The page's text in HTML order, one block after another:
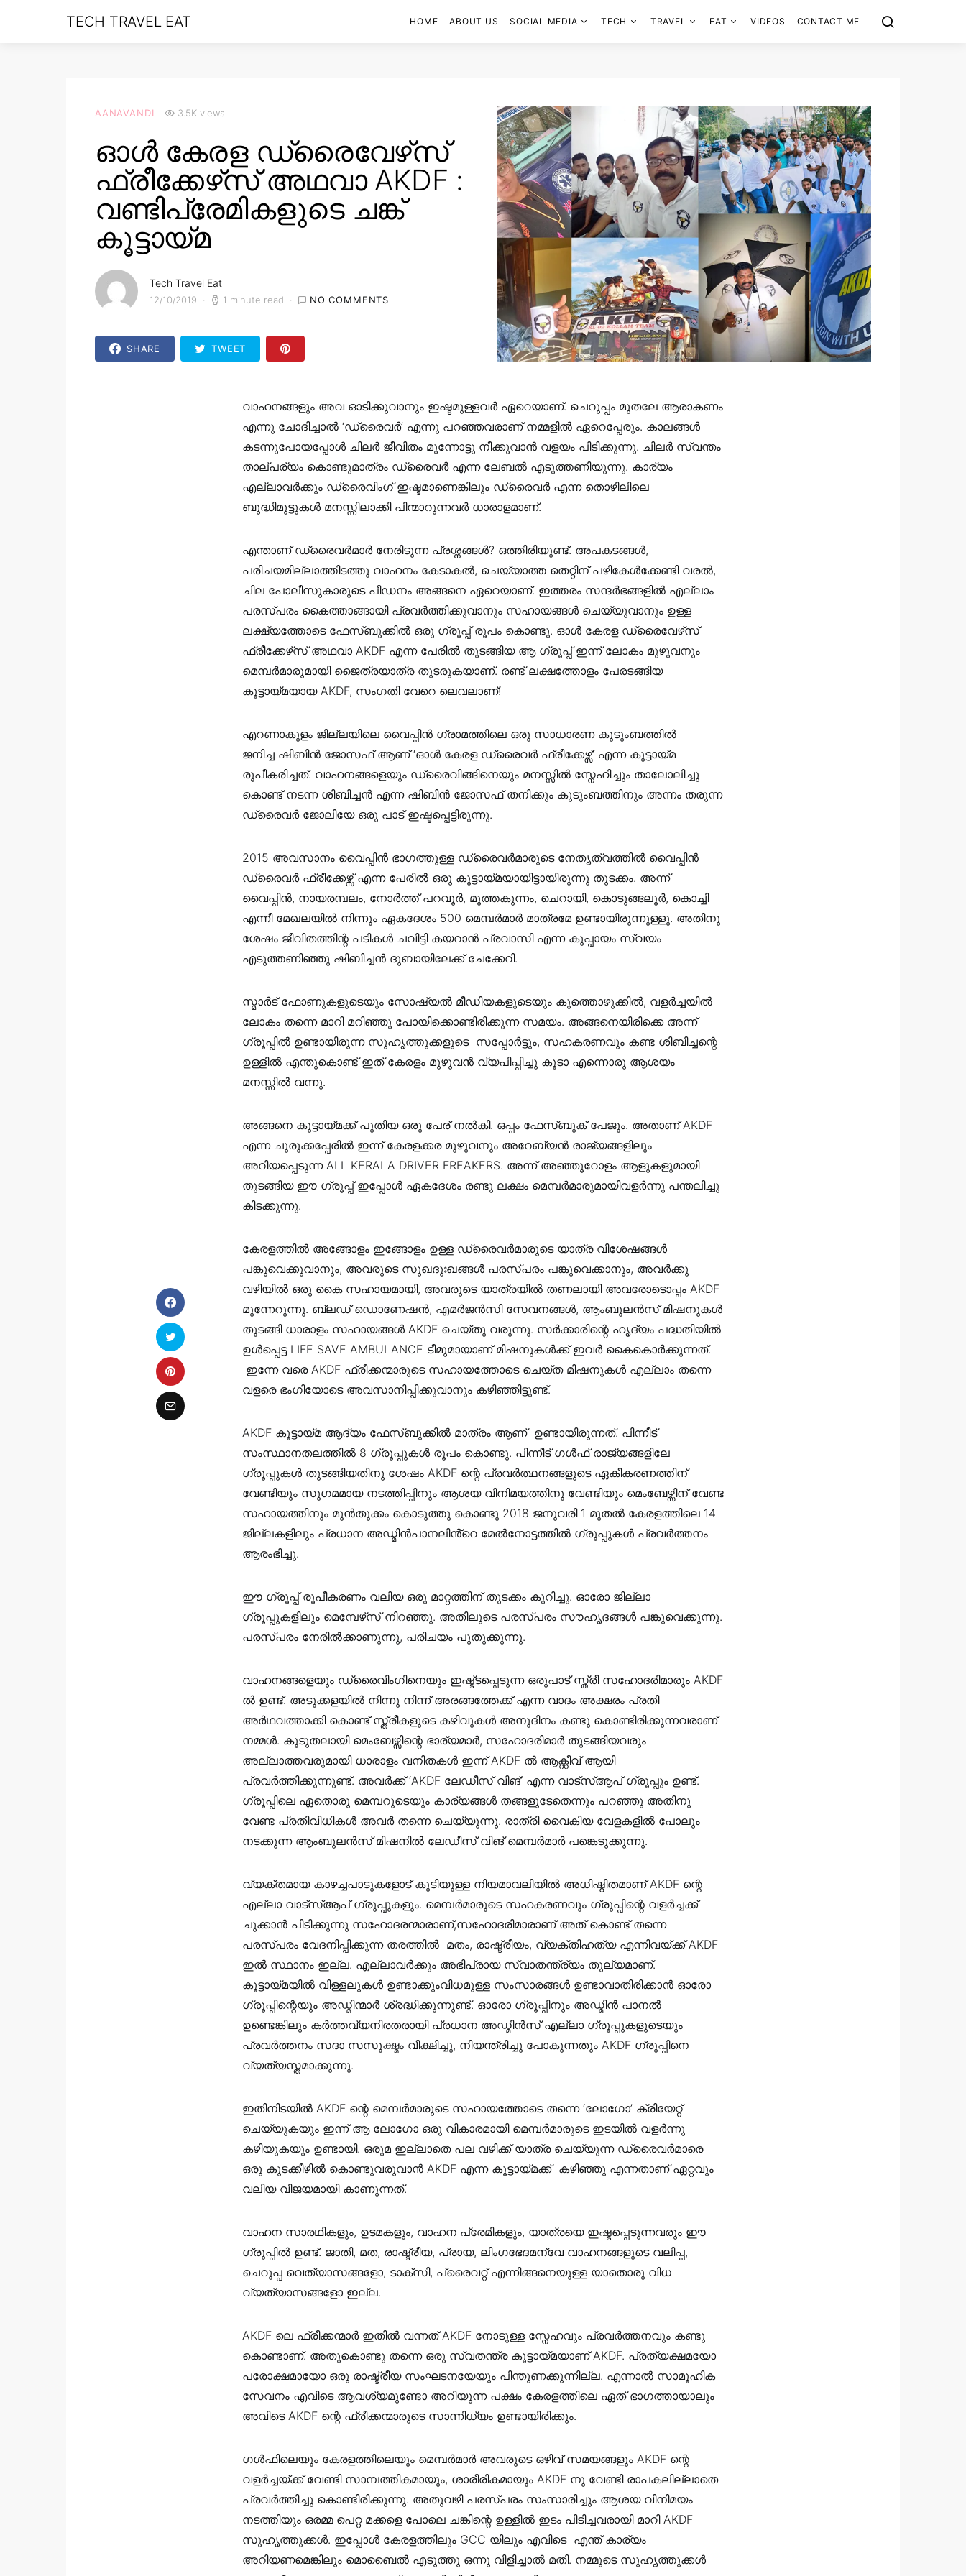
TECH TRAVEL EAT HOME ABOUT US SOCIAL MEDIA TECH TRAVEL EAT VIDEOS CONTACT ME
AANAVANDI 3.5K views
ഓള്‍ കേരള ഡ്രൈവേഴ്‌സ്
ഫ്രീക്കേഴ്‌സ് അഥവാ AKDF :
വണ്ടിപ്രേമികളുടെ ചങ്ക്
കൂട്ടായ്മ
Tech Travel Eat
12/10/2019 1 minute read NO COMMENTS
SHARE TWEET
വാഹനങ്ങളും അവ ഓടിക്കുവാനും ഇഷ്ടമുള്ളവര്‍ ഏറെയാണ്‌. ചെറുപ്പം മുതലേ ആരാകണം
എന്നു ചോദിച്ചാല്‍ ‘ഡ്രൈവര്‍’ എന്നു പറഞ്ഞവരാണ് നമ്മളില്‍ ഏറെപ്പേരും. കാലങ്ങള്‍
കടന്നുപോയപ്പോള്‍ ചിലര്‍ ജീവിതം മുന്നോട്ടു നീക്കുവാന്‍ വളയം പിടിക്കുന്നു. ചിലര്‍ സ്വന്തം
താല്പര്യം കൊണ്ടുമാത്രം ഡ്രൈവര്‍ എന്ന ലേബല്‍ എടുത്തണിയുന്നു. കാര്യം
എല്ലാവര്‍ക്കും ഡ്രൈവിംഗ് ഇഷ്ടമാണെങ്കിലും ഡ്രൈവര്‍ എന്ന തൊഴിലിലെ
ബുദ്ധിമുട്ടുകള്‍ മനസ്സിലാക്കി പിന്മാറുന്നവര്‍ ധാരാളമാണ്.
എന്താണ് ഡ്രൈവര്‍മാര്‍ നേരിടുന്ന പ്രശ്നങ്ങള്‍? ഒത്തിരിയുണ്ട്. അപകടങ്ങള്‍,
പരിചയമില്ലാത്തിടത്തു വാഹനം കേടാകല്‍, ചെയ്യാത്ത തെറ്റിന് പഴികേള്‍ക്കേണ്ടി വരല്‍,
ചില പോലീസുകാരുടെ പീഡനം അങ്ങനെ ഏറെയാണ്‌. ഇത്തരം സന്ദര്‍ഭങ്ങളില്‍ എല്ലാം
പരസ്പരം കൈത്താങ്ങായി പ്രവര്‍ത്തിക്കുവാനും സഹായങ്ങള്‍ ചെയ്യുവാനും ഉള്ള
ലക്ഷ്യത്തോടെ ഫേസ്ബുക്കില്‍ ഒരു ഗ്രൂപ്പ് രൂപം കൊണ്ടു. ഓള്‍ കേരള ഡ്രൈവേഴ്‌സ്
ഫ്രീക്കേഴ്‌സ് അഥവാ AKDF എന്ന പേരില്‍ തുടങ്ങിയ ആ ഗ്രൂപ്പ് ഇന്ന് ലോകം മുഴുവനും
മെമ്പര്‍മാരുമായി ജൈത്രയാത്ര തുടരുകയാണ്. രണ്ട് ലക്ഷത്തോളം പേരടങ്ങിയ
കൂട്ടായ്മയായ AKDF, സംഗതി വേറെ ലെവലാണ്!
എറണാകുളം ജില്ലയിലെ വൈപ്പിൻ ഗ്രാമത്തിലെ ഒരു സാധാരണ കുടുംബത്തിൽ
ജനിച്ച ഷിബിൻ ജോസഫ് ആണ് ‘ഓൾ കേരള ഡ്രൈവർ ഫ്രീക്കേഴ്സ്’ എന്ന കൂട്ടായ്‌മ
രൂപീകരിച്ചത്. വാഹനങ്ങളെയും ഡ്രൈവിങ്ങിനെയും മനസ്സിൽ സ്നേഹിച്ചും താലോലിച്ചു
കൊണ്ട് നടന്ന ശിബിച്ചൻ എന്ന ഷിബിൻ ജോസഫ് തനിക്കും കുടുംബത്തിനും അന്നം തരുന്ന
ഡ്രൈവർ ജോലിയേ ഒരു പാട് ഇഷ്ടപ്പെട്ടിരുന്നു.
2015 അവസാനം വൈപ്പിൻ ഭാഗത്തുള്ള ഡ്രൈവർമാരുടെ നേതൃത്വത്തിൽ വൈപ്പിൻ
ഡ്രൈവർ ഫ്രീക്കേഴ്സ് എന്ന പേരിൽ ഒരു കൂട്ടായ്മയായിട്ടായിരുന്നു തുടക്കം. അന്ന്
വൈപ്പിൻ, നായരമ്പലം, നോർത്ത് പറവൂർ, മൂത്തകുന്നം, ചെറായി, കൊടുങ്ങലൂർ, കൊച്ചി
എന്നീ മേഖലയിൽ നിന്നും ഏകദേശം 500 മെമ്പർമാർ മാത്രമേ ഉണ്ടായിരുന്നുള്ളു. അതിനു
ശേഷം ജീവിതത്തിന്റ പടികൾ ചവിട്ടി കയറാൻ പ്രവാസി എന്ന കുപ്പായം സ്വയം
എടുത്തണിഞ്ഞു ഷിബിച്ചൻ ദുബായിലേക്ക് ചേക്കേറി.
സ്മാർട് ഫോണുകളുടെയും സോഷ്യൽ മീഡിയകളുടെയും കുത്തൊഴുക്കിൽ, വളർച്ചയിൽ
ലോകം തന്നെ മാറി മറിഞ്ഞു പോയിക്കൊണ്ടിരിക്കുന്ന സമയം. അങ്ങനെയിരിക്കെ അന്ന്
ഗ്രൂപ്പിൽ ഉണ്ടായിരുന്ന സുഹൃത്തുക്കളുടെ സപ്പോർട്ടും, സഹകരണവും കണ്ട ശിബിച്ചന്റെ
ഉള്ളിൽ എന്തുകൊണ്ട് ഇത് കേരളം മുഴുവൻ വ്യപിപ്പിച്ചു കൂടാ എന്നൊരു ആശയം
മനസ്സിൽ വന്നു.
അങ്ങനെ കൂട്ടായ്മക്ക് പുതിയ ഒരു പേര് നൽകി. ഒപ്പം ഫേസ്ബുക് പേജും. അതാണ് AKDF
എന്ന ചുരുക്കപ്പേരിൽ ഇന്ന് കേരളക്കര മുഴുവനും അറേബ്യൻ രാജ്യങ്ങളിലും
അറിയപ്പെടുന്ന ALL KERALA DRIVER FREAKERS. അന്ന് അഞ്ഞൂറോളം ആളുകളുമായി
തുടങ്ങിയ ഈ ഗ്രൂപ്പ് ഇപ്പോൾ ഏകദേശം രണ്ടു ലക്ഷം മെമ്പർമാരുമായിവളർന്നു പന്തലിച്ചു
കിടക്കുന്നു.
കേരളത്തിൽ അങ്ങോളം ഇങ്ങോളം ഉള്ള ഡ്രൈവർമാരുടെ യാത്ര വിശേഷങ്ങൾ
പങ്കുവെക്കുവാനും, അവരുടെ സുഖദുഃഖങ്ങൾ പരസ്പരം പങ്കുവെക്കാനും, അവർക്കു
വഴിയിൽ ഒരു കൈ സഹായമായി, അവരുടെ യാത്രയിൽ തണലായി അവരോടൊപ്പം AKDF
മുന്നേറുന്നു. ബ്ലഡ് ഡൊണേഷൻ, എമർജൻസി സേവനങ്ങൾ, ആംബുലൻസ് മിഷനുകൾ
തുടങ്ങി ധാരാളം സഹായങ്ങൾ AKDF ചെയ്തു വരുന്നു. സർക്കാരിന്റെ ഹൃദ്യം പദ്ധതിയിൽ
ഉൾപ്പെട്ട LIFE SAVE AMBULANCE ടീമുമായാണ് മിഷനുകൾക്ക് ഇവർ കൈകൊർക്കുന്നത്.
ഇന്നേ വരെ AKDF ഫ്രീക്കന്മാരുടെ സഹായത്തോടെ ചെയ്ത മിഷനുകൾ എല്ലാം തന്നെ
വളരെ ഭംഗിയോടെ അവസാനിപ്പിക്കുവാനും കഴിഞ്ഞിട്ടുണ്ട്.
AKDF കൂട്ടായ്മ ആദ്യം ഫേസ്‌ബുക്കിൽ മാത്രം ആണ് ഉണ്ടായിരുന്നത്. പിന്നീട്
സംസ്ഥാനതലത്തിൽ 8 ഗ്രൂപ്പുകൾ രൂപം കൊണ്ടു. പിന്നീട് ഗൾഫ് രാജ്യങ്ങളിലേ
ഗ്രൂപ്പുകൾ തുടങ്ങിയതിനു ശേഷം AKDF ന്റെ പ്രവർത്ഥനങ്ങളുടെ ഏകീകരണത്തിന്
വേണ്ടിയും സുഗമമായ നടത്തിപ്പിനും ആശയ വിനിമയത്തിനു വേണ്ടിയും മെംബേഴ്സിന് വേണ്ട
സഹായത്തിനും മുൻതൂക്കം കൊടുത്തു കൊണ്ടു 2018 ജനുവരി 1 മുതൽ കേരളത്തിലെ 14
ജില്ലകളിലും പ്രധാന അഡ്മിൻപാനലിൻ്റെ മേൽനോട്ടത്തിൽ ഗ്രൂപ്പുകൾ പ്രവർത്തനം
ആരംഭിച്ചു.
ഈ ഗ്രൂപ്പ് രൂപീകരണം വലിയ ഒരു മാറ്റത്തിന് തുടക്കം കുറിച്ചു. ഓരോ ജില്ലാ
ഗ്രൂപ്പുകളിലും മെമ്പേഴ്‌സ് നിറഞ്ഞു. അതിലുടെ പരസ്പരം സൗഹൃദങ്ങൾ പങ്കുവെക്കുന്നു.
പരസ്പരം നേരിൽക്കാണുന്നു, പരിചയം പുതുക്കുന്നു.
വാഹനങ്ങളെയും ഡ്രൈവിംഗിനെയും ഇഷ്ട്ടപ്പെടുന്ന ഒരുപാട് സ്ത്രീ സഹോദരിമാരും AKDF
ൽ ഉണ്ട്. അടുക്കളയിൽ നിന്നു നിന്ന് അരങ്ങത്തേക്ക് എന്ന വാദം അക്ഷരം പ്രതി
അർഥവത്താക്കി കൊണ്ട് സ്ത്രീകളുടെ കഴിവുകൾ അനുദിനം കണ്ടു കൊണ്ടിരിക്കുന്നവരാണ്
നമ്മൾ. കൂടുതലായി മെംബേഴ്സിന്റെ ഭാര്യമാർ, സഹോദരിമാർ തുടങ്ങിയവരും
അല്ലാത്തവരുമായി ധാരാളം വനിതകൾ ഇന്ന് AKDF ൽ ആക്റ്റീവ് ആയി
പ്രവർത്തിക്കുന്നുണ്ട്. അവർക്ക് ‘AKDF ലേഡീസ് വിങ്’ എന്ന വാട്സ്ആപ് ഗ്രൂപ്പും ഉണ്ട്.
ഗ്രൂപ്പിലെ ഏതൊരു മെമ്പറുടെയും കാര്യങ്ങൾ തങ്ങളുടേതെന്നും പറഞ്ഞു അതിനു
വേണ്ട പ്രതിവിധികൾ അവർ തന്നെ ചെയ്യുന്നു. രാത്രി വൈകിയ വേളകളിൽ പോലും
നടക്കുന്ന ആംബുലൻസ് മിഷനിൽ ലേഡീസ് വിങ് മെമ്പർമാർ പങ്കെടുക്കുന്നു.
വ്യക്തമായ കാഴച്ചപാടുകളോട് കൂടിയുള്ള നിയമാവലിയിൽ അധിഷ്ഠിതമാണ് AKDF ന്റെ
എല്ലാ വാട്സ്ആപ് ഗ്രൂപ്പുകളും. മെമ്പർമാരുടെ സഹകരണവും ഗ്രൂപ്പിന്റെ വളർച്ചക്ക്
ചുക്കാൻ പിടിക്കുന്നു സഹോദരന്മാരാണ്,സഹോദരിമാരാണ് അത് കൊണ്ട് തന്നെ
പരസ്പരം വേദനിപ്പിക്കുന്ന തരത്തിൽ മതം, രാഷ്ട്രീയം, വ്യക്തിഹത്യ എന്നിവയ്ക്ക് AKDF
ഇൽ സ്ഥാനം ഇല്ല. എല്ലാവർക്കും അഭിപ്രായ സ്വാതന്ത്ര്യം തുല്യമാണ്.
കൂട്ടായ്മയിൽ വിള്ളലുകൾ ഉണ്ടാക്കുംവിധമുള്ള സംസാരങ്ങൾ ഉണ്ടാവാതിരിക്കാൻ ഓരോ
ഗ്രൂപ്പിന്റെയും അഡ്മിന്മാർ ശ്രദ്ധിക്കുന്നുണ്ട്. ഓരോ ഗ്രൂപ്പിനും അഡ്മിൻ പാനൽ
ഉണ്ടെങ്കിലും കർത്തവ്യനിരതരായി പ്രധാന അഡ്മിൻസ് എല്ലാ ഗ്രൂപ്പുകളുടെയും
പ്രവർത്തനം സദാ സസൂക്ഷ്മം വീക്ഷിച്ചു, നിയന്ത്രിച്ചു പോകുന്നതും AKDF ഗ്രൂപ്പിനെ
വ്യത്യസ്തമാക്കുന്നു.
ഇതിനിടയിൽ AKDF ന്റെ മെമ്പർമാരുടെ സഹായത്തോടെ തന്നെ ‘ലോഗോ’ ക്രിയേറ്റ്
ചെയ്യുകയും ഇന്ന് ആ ലോഗോ ഒരു വികാരമായി മെമ്പർമാരുടെ ഇടയിൽ വളർന്നു
കഴിയുകയും ഉണ്ടായി. ഒരുമ ഇല്ലാതെ പല വഴിക്ക് യാത്ര ചെയ്യുന്ന ഡ്രൈവർമാരെ
ഒരു കുടക്കീഴിൽ കൊണ്ടുവരുവാൻ AKDF എന്ന കൂട്ടായ്മക്ക് കഴിഞ്ഞു എന്നതാണ് ഏറ്റവും
വലിയ വിജയമായി കാണുന്നത്.
വാഹന സാരഥികളും, ഉടമകളും, വാഹന പ്രേമികളും, യാത്രയെ ഇഷ്ടപ്പെടുന്നവരും ഈ
ഗ്രൂപ്പിൽ ഉണ്ട്. ജാതി, മത, രാഷ്ട്രീയ, പ്രായ, ലിംഗഭേദമന്വേ വാഹനങ്ങളുടെ വലിപ്പ,
ചെറുപ്പ വെത്യാസങ്ങളോ, ടാക്സി, പ്രൈവറ്റ് എന്നിങ്ങനെയുള്ള യാതൊരു വിധ
വ്യത്യാസങ്ങളോ ഇല്ല.
AKDF ലെ ഫ്രീക്കന്മാർ ഇതിൽ വന്നത് AKDF നോടുള്ള സ്നേഹവും പ്രവർത്തനവും കണ്ടു
കൊണ്ടാണ്. അതുകൊണ്ടു തന്നെ ഒരു സ്വതന്ത്ര കൂട്ടായ്മയാണ് AKDF. പ്രത്യക്ഷമയോ
പരോക്ഷമായോ ഒരു രാഷ്ട്രീയ സംഘടനയേയും പിന്തുണക്കുന്നില്ല. എന്നാൽ സാമൂഹിക
സേവനം എവിടെ ആവശ്യമുണ്ടോ അറിയുന്ന പക്ഷം കേരളത്തിലെ ഏത് ഭാഗത്തായാലും
അവിടെ AKDF ന്റെ ഫ്രീക്കന്മാരുടെ സാന്നിധ്യം ഉണ്ടായിരിക്കും.
ഗൾഫിലെയും കേരളത്തിലെയും മെമ്പർമാർ അവരുടെ ഒഴിവ് സമയങ്ങളും AKDF ന്റെ
വളർച്ചയ്ക്ക് വേണ്ടി സാമ്പത്തികമായും, ശാരീരികമായും AKDF നു വേണ്ടി രാപകലില്ലാതെ
പ്രവർത്തിച്ചു കൊണ്ടിരിക്കുന്നു. അതുവഴി പരസ്പരം സംസാരിച്ചും ആശയ വിനിമയം
നടത്തിയും ഒരമ്മ പെറ്റ മക്കളെ പോലെ ചങ്കിന്റെ ഉള്ളിൽ ഇടം പിടിച്ചവരായി മാറി AKDF
സുഹൃത്തുക്കൾ. ഇപ്പോൾ കേരളത്തിലും GCC യിലും എവിടെ എന്ത് കാര്യം
അറിയണമെങ്കിലും മൊബൈൽ എടുത്തു ഒന്നു വിളിച്ചാൽ മതി. നമ്മുടെ സുഹൃത്തുക്കൾ